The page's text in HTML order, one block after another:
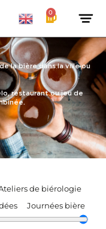
0
la bière dans la ville ou
restaurant ou jeu de
de biérologie
Journées bière